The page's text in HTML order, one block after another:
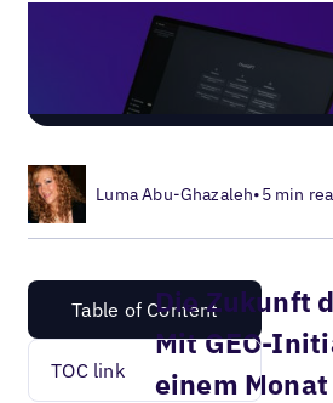
Luma Abu-Ghazaleh•5 min
Table of Content
TOC link
Die Zukunft
Mit GEO-
einem